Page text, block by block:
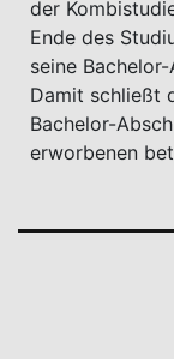
der
Ende des
seine
Damit schließt
Bachelor-
erworbenen